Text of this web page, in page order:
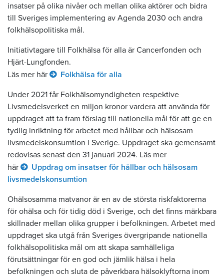
insatser på olika nivåer och mellan olika aktörer och bidra
till Sveriges implementering av Agenda 2030 och andra
folkhälsopolitiska mål.
Initiativtagare till Folkhälsa för alla är Cancerfonden och
Hjärt-Lungfonden.
Läs mer här
Folkhälsa för alla
Under 2021 får Folkhälsomyndigheten respektive
Livsmedelsverket en miljon kronor vardera att använda för
uppdraget att ta fram förslag till nationella mål för att ge en
tydlig inriktning för arbetet med hållbar och hälsosam
livsmedelskonsumtion i Sverige. Uppdraget ska gemensamt
redovisas senast den 31 januari 2024. Läs mer
här
Uppdrag om insatser för hållbar och hälsosam
livsmedelskonsumtion
Ohälsosamma matvanor är en av de största riskfaktorerna
för ohälsa och för tidig död i Sverige, och det finns märkbara
skillnader mellan olika grupper i befolkningen. Arbetet med
uppdraget ska utgå från Sveriges övergripande nationella
folkhälsopolitiska mål om att skapa samhälleliga
förutsättningar för en god och jämlik hälsa i hela
befolkningen och sluta de påverkbara hälsoklyftorna inom